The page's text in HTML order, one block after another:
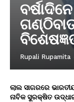
Rupali Rupamita
ଲାଲ ସାଗରରେ
ନାବିକ ସୁରକ୍ଷିତ